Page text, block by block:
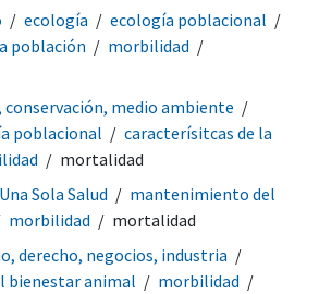
ecología
ecología poblacional
población
morbilidad
conservación, medio ambiente
poblacional
caracterísitcas de la
mortalidad
Sola Salud
mantenimiento del
morbilidad
mortalidad
derecho, negocios, industria
bienestar animal
morbilidad